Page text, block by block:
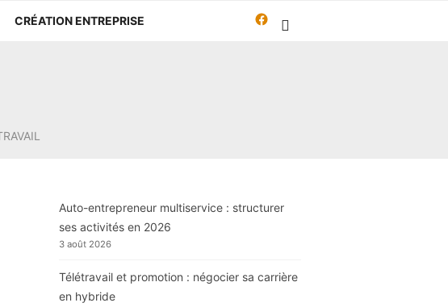
CRÉATION ENTREPRISE
Travailleur-
Auto-entrepreneur multiservice : structurer
ses activités en 2026
3 août 2026
Télétravail et promotion : négocier sa carrière
en hybride